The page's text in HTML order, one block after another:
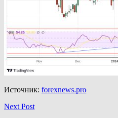
Источник: forexnews.pro
Next Post